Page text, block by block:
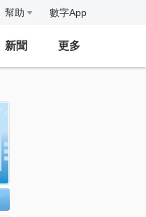
幫助 數字App
新聞 更多